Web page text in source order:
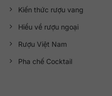
Kiến thức rượu vang
Hiểu về rượu ngoại
Rượu Việt Nam
Pha chế Cocktail